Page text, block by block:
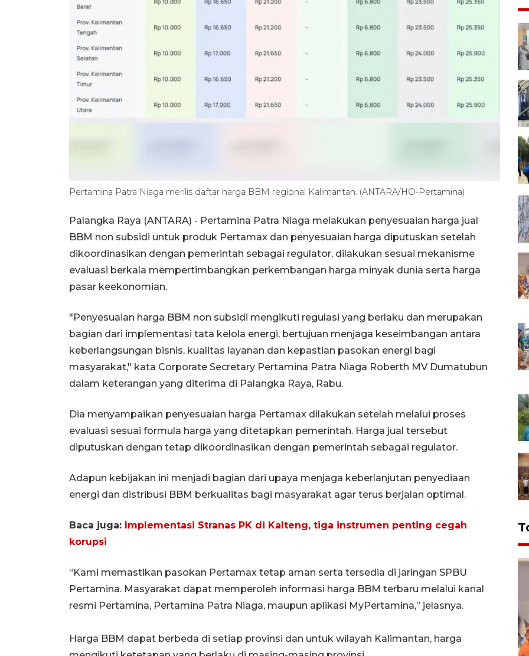
Pertamina Patra Niaga merilis daftar harga BBM regional Kalimantan. (ANTARA/HO-Pertamina)
Palangka Raya (ANTARA) - Pertamina Patra Niaga melakukan penyesuaian harga jual
BBM non subsidi untuk produk Pertamax dan penyesuaian harga diputuskan setelah
dikoordinasikan dengan pemerintah sebagai regulator, dilakukan sesuai mekanisme
evaluasi berkala mempertimbangkan perkembangan harga minyak dunia serta harga
pasar keekonomian.
"Penyesuaian harga BBM non subsidi mengikuti regulasi yang berlaku dan merupakan
bagian dari implementasi tata kelola energi, bertujuan menjaga keseimbangan antara
keberlangsungan bisnis, kualitas layanan dan kepastian pasokan energi bagi
masyarakat," kata Corporate Secretary Pertamina Patra Niaga Roberth MV Dumatubun
dalam keterangan yang diterima di Palangka Raya, Rabu.
Dia menyampaikan penyesuaian harga Pertamax dilakukan setelah melalui proses
evaluasi sesuai formula harga yang ditetapkan pemerintah. Harga jual tersebut
diputuskan dengan tetap dikoordinasikan dengan pemerintah sebagai regulator.
Adapun kebijakan ini menjadi bagian dari upaya menjaga keberlanjutan penyediaan
energi dan distribusi BBM berkualitas bagi masyarakat agar terus berjalan optimal.
Baca juga: Implementasi Stranas PK di Kalteng, tiga instrumen penting cegah
korupsi
“Kami memastikan pasokan Pertamax tetap aman serta tersedia di jaringan SPBU
Pertamina. Masyarakat dapat memperoleh informasi harga BBM terbaru melalui kanal
resmi Pertamina, Pertamina Patra Niaga, maupun aplikasi MyPertamina,” jelasnya.
Harga BBM dapat berbeda di setiap provinsi dan untuk wilayah Kalimantan, harga